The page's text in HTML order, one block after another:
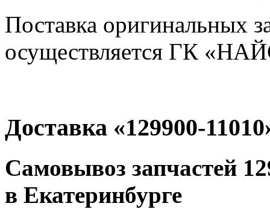
Поставка оригинальных
осуществляется ГК
Доставка «129900-
Самовывоз запчастей
в Екатеринбурге